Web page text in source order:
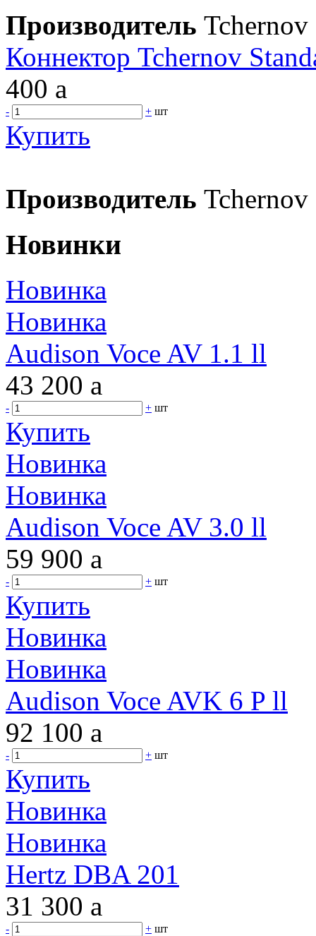
Производитель Tchernov
Коннектор Tchernov
400 a
- + шт
Купить
Производитель Tchernov
Новинки
Новинка
Новинка
Audison Voce AV 1.1 ll
43 200 a
- + шт
Купить
Новинка
Новинка
Audison Voce AV 3.0 ll
59 900 a
- + шт
Купить
Новинка
Новинка
Audison Voce AVK 6 P ll
92 100 a
- + шт
Купить
Новинка
Новинка
Hertz DBA 201
31 300 a
- + шт